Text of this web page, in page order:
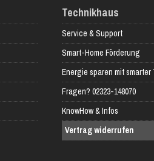
Technikhaus
Service & Support
Smart-Home Förderung
Energie sparen mit smarter
Fragen? 02323-148070
KnowHow & Infos
Vertrag widerrufen